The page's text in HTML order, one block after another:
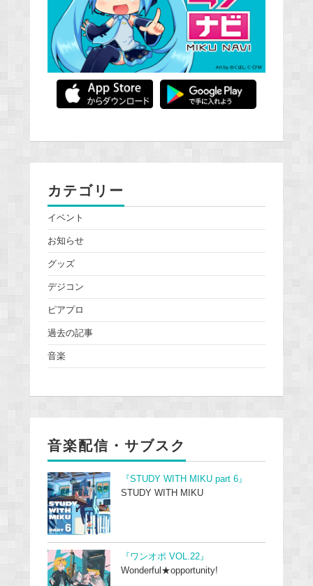
カテゴリー
イベント
お知らせ
グッズ
デジコン
ピアプロ
過去の記事
音楽
音楽配信・サブスク
『STUDY WITH MIKU part 6』
STUDY WITH MIKU
『ワンオポ VOL.22』
Wonderful★opportunity!